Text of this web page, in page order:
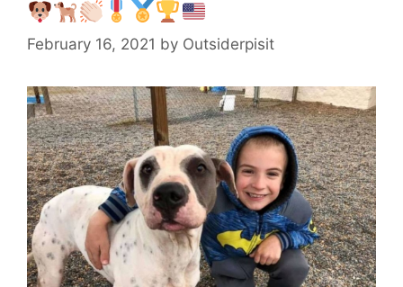
♥️
February 16, 2021 by Outsiderpisit